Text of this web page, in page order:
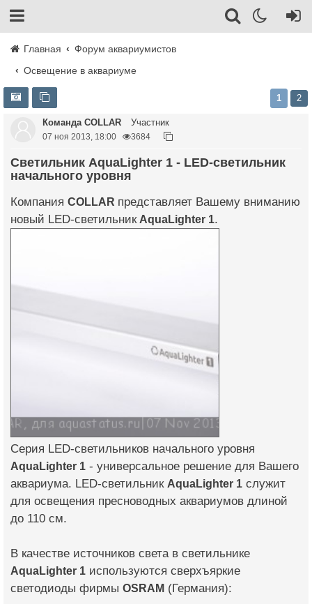
Главная
Форум аквариумистов
Освещение в аквариуме
1 2
Команда COLLAR Участник
07 ноя 2013, 18:00 3684
Светильник AquaLighter 1 - LED-светильник
начального уровня
Компания COLLAR представляет Вашему вниманию
новый LED-светильникAquaLighter 1.
Серия LED-светильников начального уровня
AquaLighter 1 - универсальное решение для Вашего
аквариума. LED-светильник AquaLighter 1 служит
для освещения пресноводных аквариумов длиной
до 110 см.
В качестве источников света в светильнике
AquaLighter 1 используются сверхъяркие
светодиоды фирмы OSRAM (Германия):